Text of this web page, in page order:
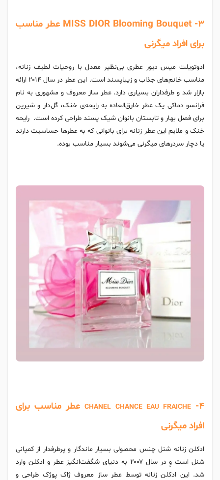
MISS DIOR Blooming Bouquet -3 عطر مناسب
برای افراد میگرنی
ادوتویلت میس دیور عطری بی‌نظیر معدل با روحیات لطیف زنانه،
مناسب خانم‌های جذاب و زیباپسند است. این عطر در سال ۲۰۱۴ ارائه
بازار شد و طرفداران بسیاری دارد. عطر ساز معروف و مشهوری به نام
فرانسو دماکی یک عطر خارق‌العاده به رایحه‌ی خنک، گل‌دار و شیرین
برای فصل بهار و تابستان بانوان شیک پسند طراحی کرده است. رایحه
خنک و ملایم این عطر زنانه برای بانوانی که به عطرها حساسیت دارند
یا دچار سردرهای میگرنی می‌شوند بسیار مناسب بوده.
CHANEL CHANCE EAU FRAICHE-4 عطر مناسب برای
افراد میگرنی
ادکلن زنانه شنل چنس محصولی بسیار ماندگار و پرطرفدار از کمپانی
شنل است وِ در سال ۲۰۰۷ به دنیای شگفت‌انگیز عطر و ادکلن وارد
شد. این ادکلن زنانه توسط عطر ساز معروف ژاک پوژک طراحی و